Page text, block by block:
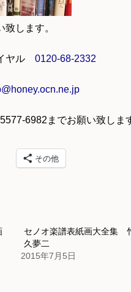
致します。
ヤル 0120-68-2332
6982 までお願い致しま
その他
セノオ楽譜表紙画大全集
久夢二
2015年7月5日